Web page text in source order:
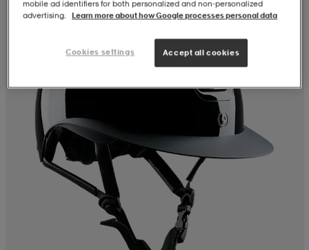
mobile ad identifiers for both personalized and non‑personalized
advertising.
Learn more about how Google processes personal data
Cookies settings Accept all cookies